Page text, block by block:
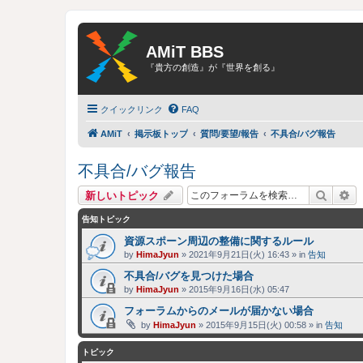
AMiT BBS
『貴方の創造』が『世界を創る』
クイックリンク FAQ
AMiT 掲示板トップ 質問/要望/報告 不具合/バグ報告
不具合/バグ報告
新しいトピック 検索
告知トピック
資源スポーン周辺の整備に関するルール
by HimaJyun » 2021年9月21日(火) 16:43 » in 告知
不具合/バグを見つけた場合
by HimaJyun » 2015年9月16日(水) 05:47
フォーラムからのメールが届かない場合
by HimaJyun » 2015年9月15日(火) 00:58 » in 告知
トピック